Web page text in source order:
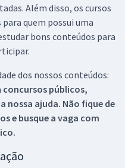
Além disso, os cursos
quem possui uma
bons conteúdos para
dos nossos conteúdos:
concursos públicos,
nossa ajuda. Não fique de
e busque a vaga com